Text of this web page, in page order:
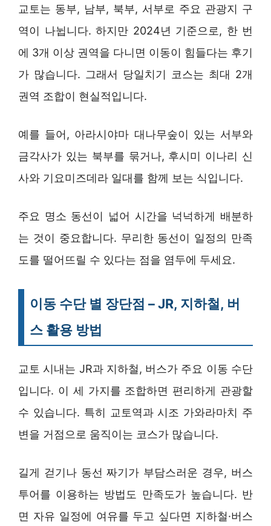
교토는 동부, 남부, 북부, 서부로 주요 관광지 구
역이 나뉩니다. 하지만 2024년 기준으로, 한 번
에 3개 이상 권역을 다니면 이동이 힘들다는 후기
가 많습니다. 그래서 당일치기 코스는 최대 2개
권역 조합이 현실적입니다.
예를 들어, 아라시야마 대나무숲이 있는 서부와
금각사가 있는 북부를 묶거나, 후시미 이나리 신
사와 기요미즈데라 일대를 함께 보는 식입니다.
주요 명소 동선이 넓어 시간을 넉넉하게 배분하
는 것이 중요합니다. 무리한 동선이 일정의 만족
도를 떨어뜨릴 수 있다는 점을 염두에 두세요.
이동 수단 별 장단점 – JR, 지하철, 버
스 활용 방법
교토 시내는 JR과 지하철, 버스가 주요 이동 수단
입니다. 이 세 가지를 조합하면 편리하게 관광할
수 있습니다. 특히 교토역과 시조 가와라마치 주
변을 거점으로 움직이는 코스가 많습니다.
길게 걷기나 동선 짜기가 부담스러운 경우, 버스
투어를 이용하는 방법도 만족도가 높습니다. 반
면 자유 일정에 여유를 두고 싶다면 지하철·버스